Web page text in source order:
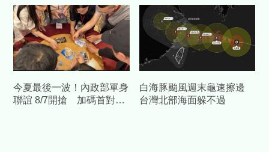
今夏最後一波！內政部單身
聯誼 8/7開搶 加碼首對結
白海豚颱風週末龜速擦邊
台灣北部海面躲不過